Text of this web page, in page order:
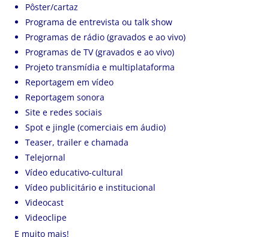
Pôster/cartaz
Programa de entrevista ou talk show
Programas de rádio (gravados e ao vivo)
Programas de TV (gravados e ao vivo)
Projeto transmídia e multiplataforma
Reportagem em vídeo
Reportagem sonora
Site e redes sociais
Spot e jingle (comerciais em áudio)
Teaser, trailer e chamada
Telejornal
Vídeo educativo-cultural
Vídeo publicitário e institucional
Videocast
Videoclipe
E muito mais!